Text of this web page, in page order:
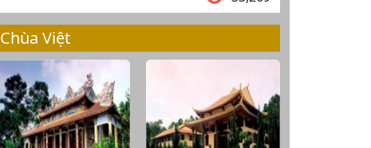
Chùa Việt